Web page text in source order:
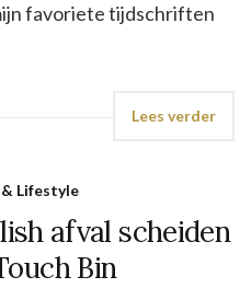
favoriete tijdschriften
Lees verder
Lifestyle
afval scheiden
Bin